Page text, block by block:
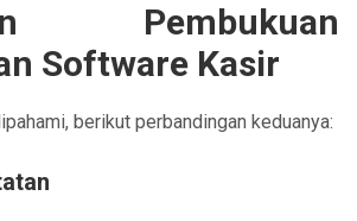
Pembukuan
Software Kasir
berikut perbandingan keduanya: